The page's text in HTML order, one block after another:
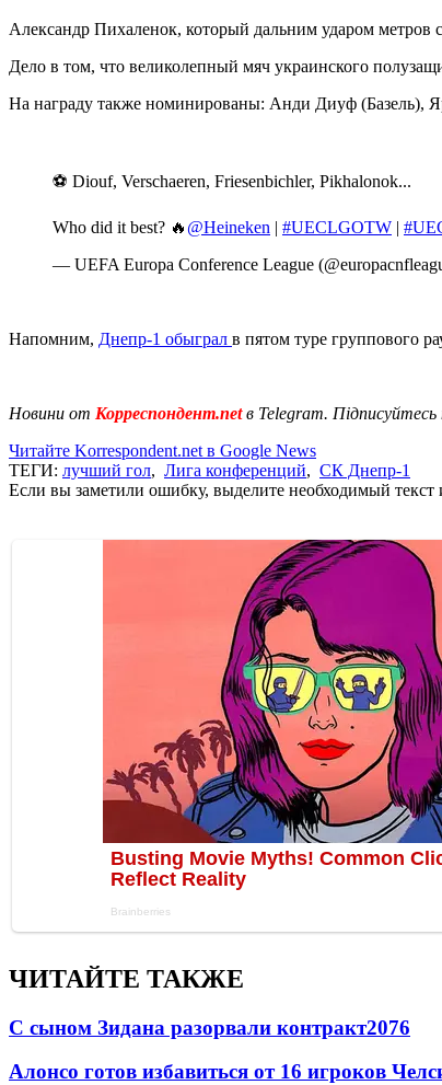
Александр Пихаленок, который дальним ударом
Дело в том, что великолепный мяч украинского
На награду также номинированы: Анди Диуф (Базель),
⚽️ Diouf, Verschaeren, Friesenbichler, Pikhalonok...
Who did it best? 🔥 @Heineken | #UECLGOTW |
— UEFA Europa Conference League
Напомним, Днепр-1 обыграл в пятом туре группового
Новини от Корреспондент.netв Telegram.
Читайте Korrespondent.net в Google News
ТЕГИ: лучший гол, Лига конференций, СК Днепр-1
Если вы заметили ошибку, выделите необходимый
ЧИТАЙТЕ ТАКЖЕ
С сыном Зидана разорвали контракт2076
Алонсо готов избавиться от 16 игроков